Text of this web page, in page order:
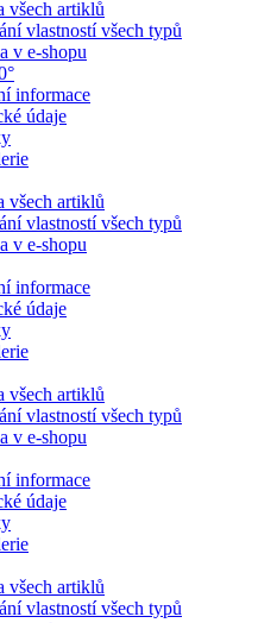
všech artiklů
vlastností všech typů
v e-shopu
informace
údaje
všech artiklů
vlastností všech typů
v e-shopu
informace
údaje
všech artiklů
vlastností všech typů
v e-shopu
informace
údaje
všech artiklů
vlastností všech typů